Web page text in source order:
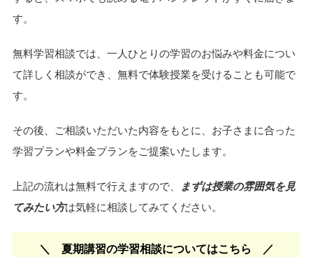
まず、公式サイトのフォームから学習・料金相談や資料請求
を行います。
す。
て詳しく相談ができ、無料で体験授業を受けることも可能で
す。
その後、ご相談いただいた内容をもとに、お子さまに合った